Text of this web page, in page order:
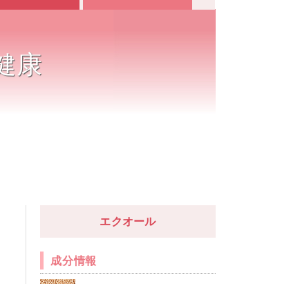
康
エクオール
成分情報